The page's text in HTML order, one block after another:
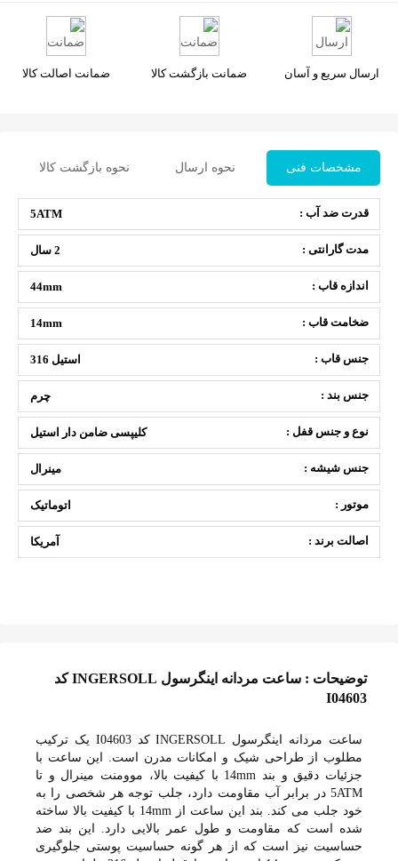
ارسال سریع و آسان ضمانت بازگشت کالا ضمانت اصالت کالا
مشخصات فنی نحوه ارسال نحوه بازگشت کالا
قدرت ضد آب : 5ATM
مدت گارانتی : 2 سال
اندازه قاب : 44mm
ضخامت قاب : 14mm
جنس قاب : استیل 316
جنس بند : چرم
نوع و جنس قفل : کلیپسی ضامن دار استیل
جنس شیشه : مینرال
موتور : اتوماتیک
اصالت برند : آمریکا
توضیحات : ساعت مردانه اینگرسول INGERSOLL کد
I04603
ساعت مردانه اینگرسول INGERSOLL کد I04603 یک ترکیب
مطلوب از طراحی شیک و امکانات مدرن است. این ساعت با
جزئیات دقیق و بند 14mm با کیفیت بالا، موومنت مینرال و تا
5ATM در برابر آب مقاومت دارد، جلب توجه هر شخصی را به
خود جلب می کند. بند این ساعت از 14mm با کیفیت بالا ساخته
شده است که مقاومت و طول عمر بالایی دارد. این بند ضد
حساسیت نیز است که از هر گونه حساسیت پوستی جلوگیری